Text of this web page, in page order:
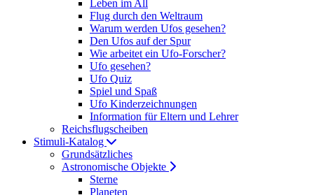
Leben im All
Flug durch den Weltraum
Warum werden Ufos gesehen?
Den Ufos auf der Spur
Wie arbeitet ein Ufo-Forscher?
Ufo gesehen?
Ufo Quiz
Spiel und Spaß
Ufo Kinderzeichnungen
Information für Eltern und Lehrer
Reichsflugscheiben
Stimuli-Katalog
Grundsätzliches
Astronomische Objekte
Sterne
Planeten